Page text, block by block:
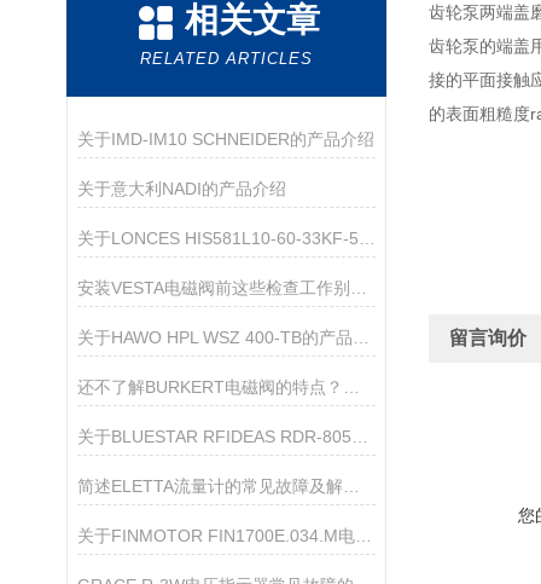
相关文章
RELATED ARTICLES
关于IMD-IM10 SCHNEIDER的产品介绍
关于意大利NADI的产品介绍
简述ELETTA流量计的常见故障及解决方法
关于FINMOTOR FIN1700E.034.M电源滤波器的产品介绍
齿轮泵两端盖
齿轮泵的端盖
接的平面接触
的表面粗糙度
留言询价
您